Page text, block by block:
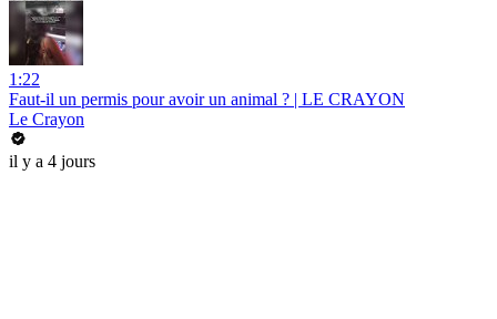
1:22
Faut-il un permis pour avoir un animal ? | LE CRAYON
Le Crayon
il y a 4 jours